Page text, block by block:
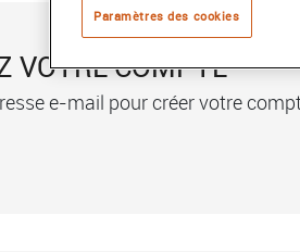
VOTRE COMPTE
e-mail pour créer votre
Paramètres des cookies